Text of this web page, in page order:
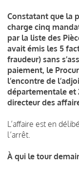
Constatant que la
charge cinq
par la liste des
avait émis les 5
fraudeur) sans
paiement, le
l’encontre de
départementale et
directeur des
L’affaire est en
l’arrêt.
À qui le tour